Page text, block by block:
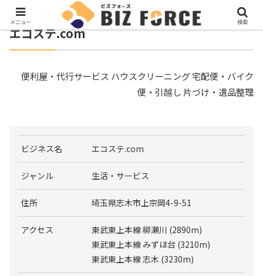
エコステ.com
便利屋・代行サービス ハウスクリーニング 宅配便・バイク
便・引越し 片づけ・遺品整理
ビジネス名 エコステ.com
ジャンル 生活・サービス
住所 埼玉県志木市上宗岡4-9-51
アクセス
東武東上本線 柳瀬川 (2890m)
東武東上本線 みずほ台 (3210m)
東武東上本線 志木 (3230m)
メニュー 検索